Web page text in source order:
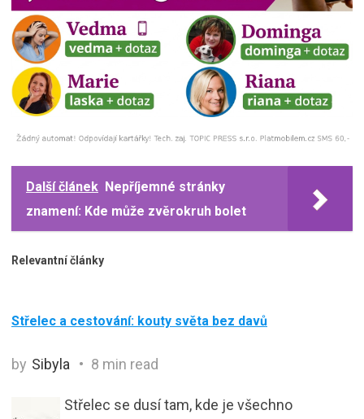
Další článek Nepříjemné stránky
znamení: Kde může zvěrokruh bolet
Relevantní články
Střelec a cestování: kouty světa bez davů
by Sibyla 8 min read
Střelec se dusí tam, kde je všechno